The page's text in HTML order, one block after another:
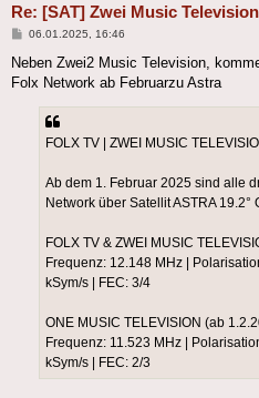
Re: [SAT] Zwei Music
Beitrag
06.01.2025, 16:46
Neben Zwei2 Music Television,
Folx Network ab Februarzu Astra
FOLX TV | ZWEI MUSIC
Ab dem 1. Februar 2025 sind alle
Network über Satellit ASTRA 19.2°
FOLX TV & ZWEI MUSIC
Frequenz: 12.148 MHz |
kSym/s | FEC: 3/4
ONE MUSIC TELEVISION (ab
Frequenz: 11.523 MHz |
kSym/s | FEC: 2/3